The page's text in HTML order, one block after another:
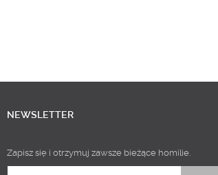
NEWSLETTER
Zapisz się i otrzymuj zawsze bieżące homilie.